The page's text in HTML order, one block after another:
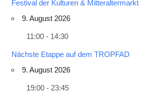
Festival der Kulturen & Mitteraltermarkt
9. August 2026
11:00 - 14:30
Nächste Etappe auf dem TROPFAD
9. August 2026
19:00 - 23:45